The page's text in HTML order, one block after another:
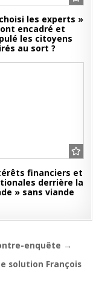
les experts »
encadré et
les citoyens
au sort ?
financiers et
derrière la
» sans viande
enquête →
solution François